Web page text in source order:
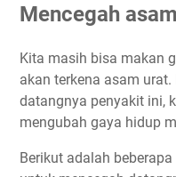
Mencegah
Kita masih bisa makan
akan terkena asam
datangnya penyakit ini,
mengubah gaya hidup
Berikut adalah